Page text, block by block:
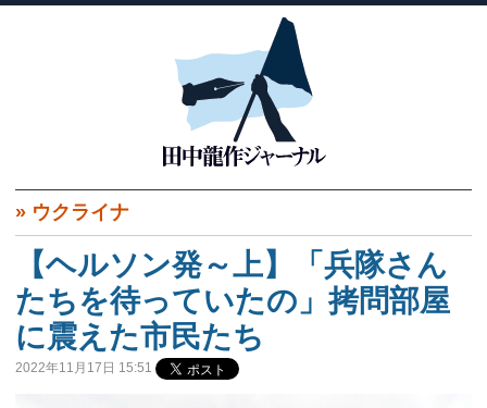
» ウクライナ
【ヘルソン発～上】「兵隊さん
たちを待っていたの」拷問部屋
に震えた市民たち
2022年11月17日 15:51